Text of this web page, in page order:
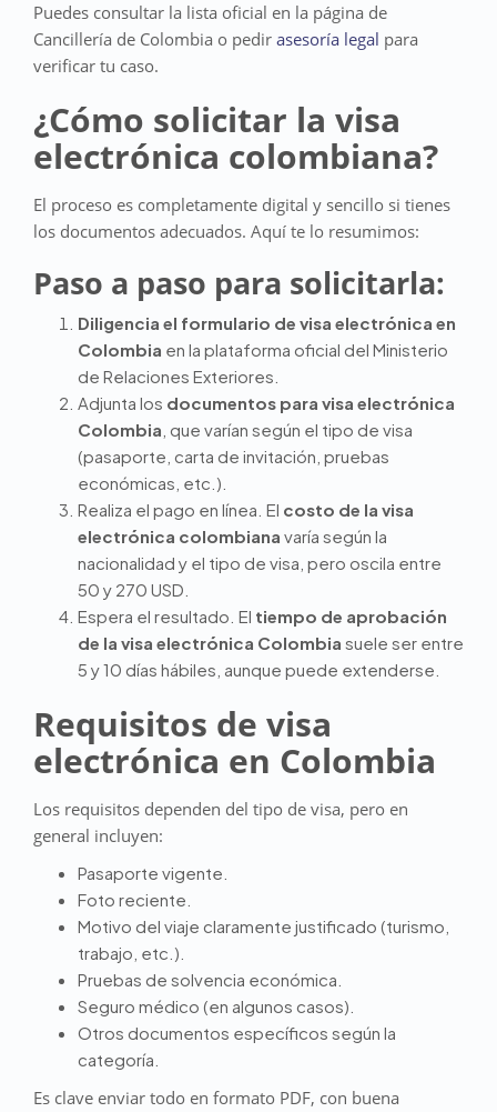
Puedes consultar la lista oficial en la página de
Cancillería de Colombia o pedir asesoría legal para
verificar tu caso.
¿Cómo solicitar la visa
electrónica colombiana?
El proceso es completamente digital y sencillo si tienes
los documentos adecuados. Aquí te lo resumimos:
Paso a paso para solicitarla:
Diligencia el formulario de visa electrónica en
Colombia en la plataforma oficial del Ministerio
de Relaciones Exteriores.
Adjunta los documentos para visa electrónica
Colombia , que varían según el tipo de visa
(pasaporte, carta de invitación, pruebas
económicas, etc.).
Realiza el pago en línea. El costo de la visa
electrónica colombiana varía según la
nacionalidad y el tipo de visa, pero oscila entre
50 y 270 USD.
Espera el resultado. El tiempo de aprobación
de la visa electrónica Colombia suele ser entre
5 y 10 días hábiles, aunque puede extenderse.
Requisitos de visa
electrónica en Colombia
Los requisitos dependen del tipo de visa, pero en
general incluyen:
Pasaporte vigente.
Foto reciente.
Motivo del viaje claramente justificado (turismo,
trabajo, etc.).
Pruebas de solvencia económica.
Seguro médico (en algunos casos).
Otros documentos específicos según la
categoría.
Es clave enviar todo en formato PDF, con buena